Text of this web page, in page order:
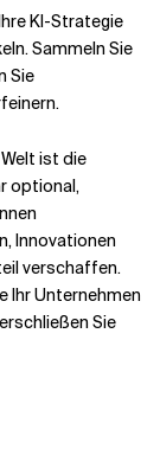
KI-Strategie
Sammeln Sie
Sie
ist die
optional,
Innovationen
verschaffen.
Ihr Unternehmen
Sie